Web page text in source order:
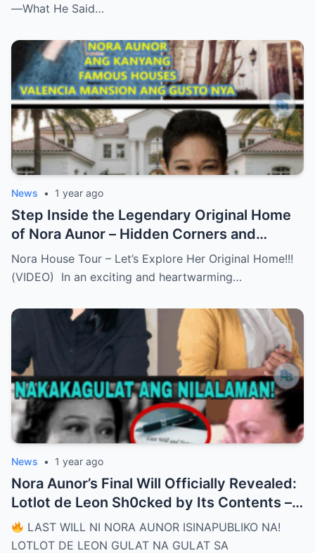
—What He Said…
News • 1 year ago
Step Inside the Legendary Original Home
of Nora Aunor – Hidden Corners and
Untold Memories Finally Revealed!
(VIDEO)
Nora House Tour – Let’s Explore Her Original Home!!!
(VIDEO) In an exciting and heartwarming…
News • 1 year ago
Nora Aunor’s Final Will Officially Revealed:
Lotlot de Leon Sh0cked by Its Contents –
What Did She See That Left Her
Completely Speechless?
LAST WILL NI NORA AUNOR ISINAPUBLIKO NA!
LOTLOT DE LEON GULAT NA GULAT SA